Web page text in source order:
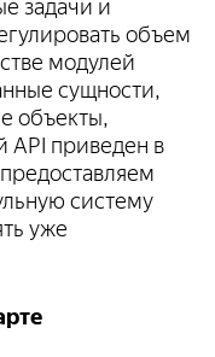
объем
модулей
сущности,
объекты,
API приведен в
систему
уже